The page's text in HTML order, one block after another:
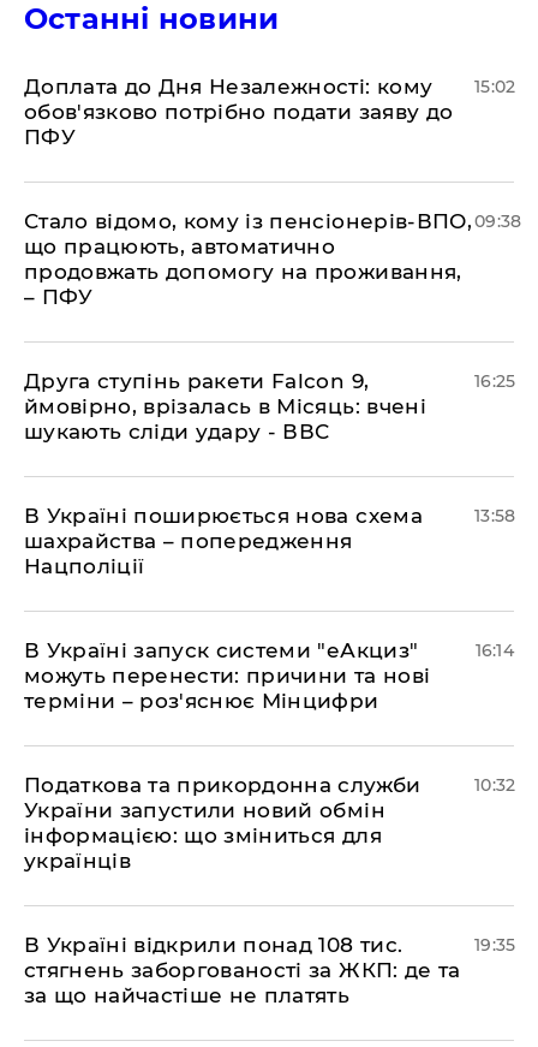
Останні новини
Доплата до Дня Незалежності: кому
обов'язково потрібно подати заяву до
ПФУ
15:02
Стало відомо, кому із пенсіонерів-ВПО,
що працюють, автоматично
продовжать допомогу на проживання,
– ПФУ
09:38
​Друга ступінь ракети Falcon 9,
ймовірно, врізалась в Місяць: вчені
шукають сліди удару - ВВС
16:25
В Україні поширюється нова схема
шахрайства – попередження
Нацполіції
13:58
​В Україні запуск системи "еАкциз"
можуть перенести: причини та нові
терміни – роз'яснює Мінцифри
16:14
Податкова та прикордонна служби
України запустили новий обмін
інформацією: що зміниться для
українців
10:32
В Україні відкрили понад 108 тис.
стягнень заборгованості за ЖКП: де та
за що найчастіше не платять
19:35